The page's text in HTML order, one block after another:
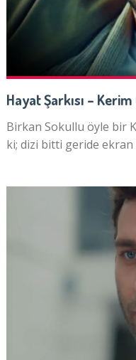
Hayat Şarkısı –
Birkan Sokullu öyle bir
ki; dizi bitti geride ekran